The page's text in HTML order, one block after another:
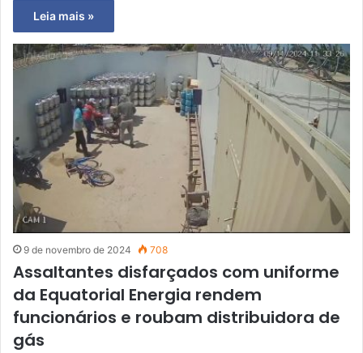
Leia mais »
9 de novembro de 2024 708
Assaltantes disfarçados com uniforme
da Equatorial Energia rendem
funcionários e roubam distribuidora de
gás